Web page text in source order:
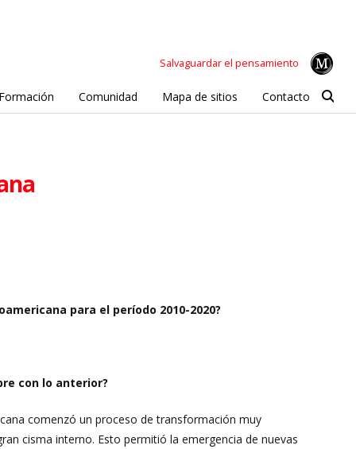
Salvaguardar el pensamiento
Formación Comunidad Mapa de sitios Contacto
para el período 2010-2020?
con lo anterior?
comenzó un proceso de transformación muy
cisma interno. Esto permitió la emergencia de nuevas